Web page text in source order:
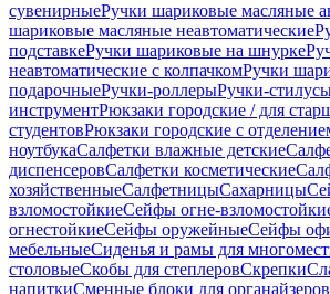
сувенирныеРучки шариковые масляные
шариковые масляные неавтоматические
подставкеРучки шариковые на шнурке
неавтоматические с колпачкомРучки
подарочныеРучки-роллерыРучки-
инструментРюкзаки городские / для
студентовРюкзаки городские с
ноутбукаСалфетки влажные детские
диспенсеровСалфетки косметические
хозяйственныеСалфетницыСахарницы
взломостойкиеСейфы огне-
огнестойкиеСейфы оружейныеСейфы
мебельныеСиденья и рамы для
столовыеСкобы для степлеровСкрепки
напиткиСменные блоки для органайзеров